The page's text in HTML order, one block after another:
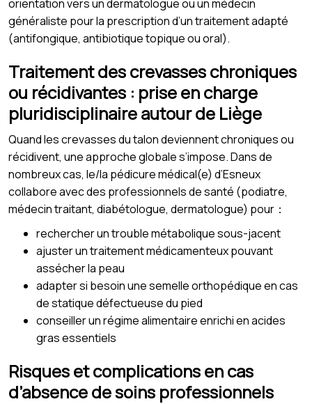
orientation vers un dermatologue ou un médecin
généraliste pour la prescription d’un traitement adapté
(antifongique, antibiotique topique ou oral).
Traitement des crevasses chroniques
ou récidivantes : prise en charge
pluridisciplinaire autour de Liège
Quand les crevasses du talon deviennent chroniques ou
récidivent, une approche globale s’impose. Dans de
nombreux cas, le/la pédicure médical(e) d’Esneux
collabore avec des professionnels de santé (podiatre,
médecin traitant, diabétologue, dermatologue) pour：
rechercher un trouble métabolique sous-jacent
ajuster un traitement médicamenteux pouvant
assécher la peau
adapter si besoin une semelle orthopédique en cas
de statique défectueuse du pied
conseiller un régime alimentaire enrichi en acides
gras essentiels
Risques et complications en cas
d’absence de soins professionnels